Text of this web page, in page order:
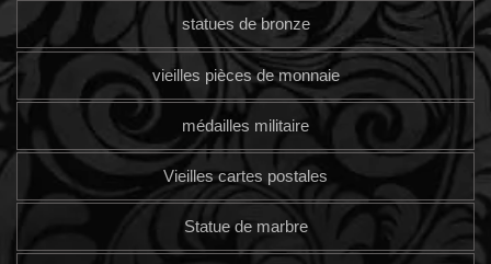
statues de bronze
vieilles pièces de monnaie
médailles militaire
Vieilles cartes postales
Statue de marbre